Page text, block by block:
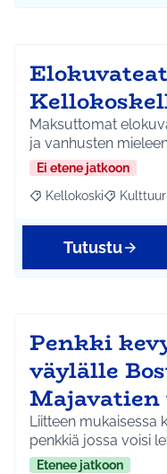
Maksuttomat
ja vanhusten
Ei etene jatkoon
Rajaa tulokset
Kellokoski Rajaa
Tutustu
Penkki
väylälle
Majavatien
Liitteen mukaisessa
Etenee jatkoon